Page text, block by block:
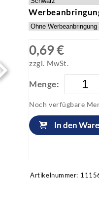
0,69 €
zzgl. MwSt.
Menge:
Noch verfügbare
In den
Artikelnummer: